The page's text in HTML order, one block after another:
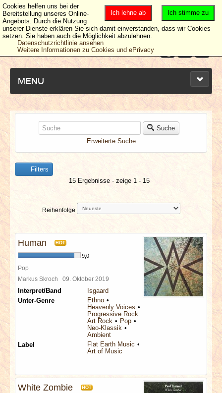
MENU
NEUESTE ARTIKEL
NEWS & DATES
BERICHTE
VERLOSUNGEN
SPECIALS
REDAKTION
LINKS
Suche
Erweiterte Suche
Filters
15 Ergebnisse - zeige 1 - 15
Reihenfolge
Human HOT
9,0
Pop
Markus Skroch 09. Oktober 2019
Interpret/Band
Isgaard
Unter-Genre
Ethno
Heavenly Voices
Progressive Rock
Art Rock
Pop
Neo-Klassik
Ambient
Label
Flat Earth Music
Art of Music
White Zombie HOT
Ich stimme zu
Ich lehne ab
Cookies helfen uns bei der
Bereitstellung unseres Online-
Angebots. Durch die Nutzung
unserer Dienste erklären Sie sich damit einverstanden, dass wir Cookies
setzen. Sie haben auch die Möglichkeit abzulehnen.
Datenschutzrichtlinie ansehen
Weitere Informationen zu Cookies und ePrivacy